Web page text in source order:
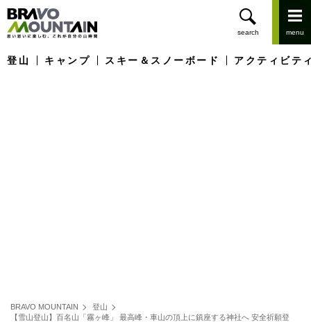
登山 キャンプ スキー＆スノーボード アクティビテ
BRAVO MOUNTAIN
登山
【雪山登山】百名山「霧ヶ峰」 最高峰・車山の頂上に鎮座する神社へ 安全祈願登